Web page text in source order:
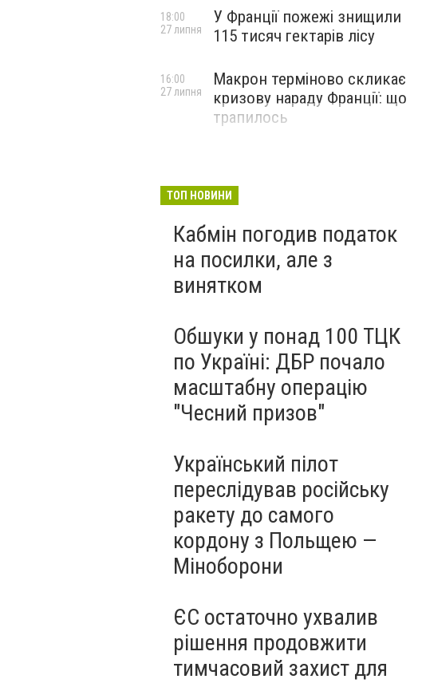
У Франції пожежі знищили
115 тисяч гектарів лісу
18:00
27 липня
Макрон терміново скликає
кризову нараду Франції: що
трапилось
16:00
27 липня
ТОП НОВИНИ
Кабмін погодив податок
на посилки, але з
винятком
Обшуки у понад 100 ТЦК
по Україні: ДБР почало
масштабну операцію
"Чесний призов"
Український пілот
переслідував російську
ракету до самого
кордону з Польщею —
Міноборони
ЄС остаточно ухвалив
рішення продовжити
тимчасовий захист для